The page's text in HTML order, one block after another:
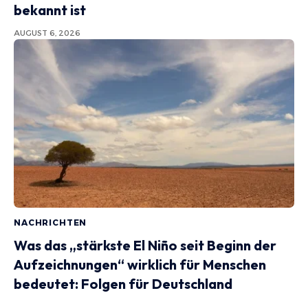
bekannt ist
AUGUST 6, 2026
NACHRICHTEN
Was das „stärkste El Niño seit Beginn der
Aufzeichnungen“ wirklich für Menschen
bedeutet: Folgen für Deutschland